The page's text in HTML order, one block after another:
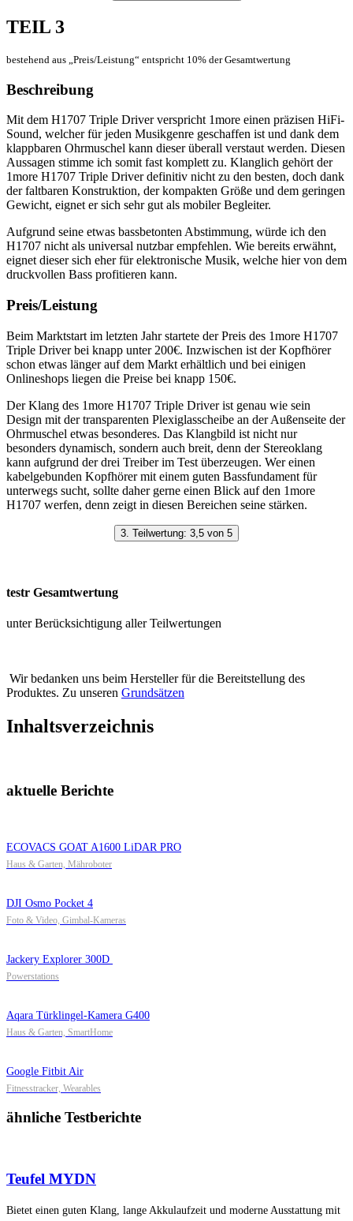
TEIL 3
bestehend aus „Preis/Leistung“ entspricht 10% der Gesamtwertung
Beschreibung
Mit dem H1707 Triple Driver verspricht 1more einen präzisen HiFi-
Sound, welcher für jeden Musikgenre geschaffen ist und dank dem
klappbaren Ohrmuschel kann dieser überall verstaut werden. Diesen
Aussagen stimme ich somit fast komplett zu. Klanglich gehört der
1more H1707 Triple Driver definitiv nicht zu den besten, doch dank
der faltbaren Konstruktion, der kompakten Größe und dem geringen
Gewicht, eignet er sich sehr gut als mobiler Begleiter.
Aufgrund seine etwas bassbetonten Abstimmung, würde ich den
H1707 nicht als universal nutzbar empfehlen. Wie bereits erwähnt,
eignet dieser sich eher für elektronische Musik, welche hier von dem
druckvollen Bass profitieren kann.
Preis/Leistung
Beim Marktstart im letzten Jahr startete der Preis des 1more H1707
Triple Driver bei knapp unter 200€. Inzwischen ist der Kopfhörer
schon etwas länger auf dem Markt erhältlich und bei einigen
Onlineshops liegen die Preise bei knapp 150€.
Der Klang des 1more H1707 Triple Driver ist genau wie sein
Design mit der transparenten Plexiglasscheibe an der Außenseite der
Ohrmuschel etwas besonderes. Das Klangbild ist nicht nur
besonders dynamisch, sondern auch breit, denn der Stereoklang
kann aufgrund der drei Treiber im Test überzeugen. Wer einen
kabelgebunden Kopfhörer mit einem guten Bassfundament für
unterwegs sucht, sollte daher gerne einen Blick auf den 1more
H1707 werfen, denn zeigt in diesen Bereichen seine stärken.
3. Teilwertung: 3,5 von 5
testr Gesamtwertung
unter Berücksichtigung aller Teilwertungen
Wir bedanken uns beim Hersteller für die Bereitstellung des
Produktes. Zu unseren Grundsätzen
Inhaltsverzeichnis
aktuelle Berichte
ECOVACS GOAT A1600 LiDAR PRO
Haus & Garten, Mähroboter
DJI Osmo Pocket 4
Foto & Video, Gimbal-Kameras
Jackery Explorer 300D
Powerstations
Aqara Türklingel-Kamera G400
Haus & Garten, SmartHome
Google Fitbit Air
Fitnesstracker, Wearables
ähnliche Testberichte
Teufel MYDN
Bietet einen guten Klang, lange Akkulaufzeit und moderne Ausstattung mit